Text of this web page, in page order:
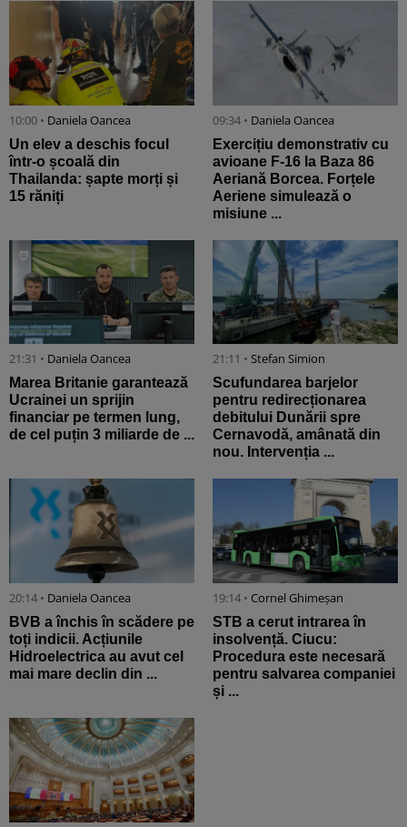
10:00 • Daniela Oancea
Un elev a deschis focul
într-o școală din
Thailanda: șapte morți și
15 răniți
09:34 • Daniela Oancea
Exercițiu demonstrativ cu
avioane F-16 la Baza 86
Aeriană Borcea. Forțele
Aeriene simulează o
misiune ...
21:31 • Daniela Oancea
Marea Britanie garantează
Ucrainei un sprijin
financiar pe termen lung,
de cel puțin 3 miliarde de ...
21:11 • Stefan Simion
Scufundarea barjelor
pentru redirecționarea
debitului Dunării spre
Cernavodă, amânată din
nou. Intervenția ...
20:14 • Daniela Oancea
BVB a închis în scădere pe
toți indicii. Acțiunile
Hidroelectrica au avut cel
mai mare declin din ...
19:14 • Cornel Ghimeșan
STB a cerut intrarea în
insolvență. Ciucu:
Procedura este necesară
pentru salvarea companiei
și ...